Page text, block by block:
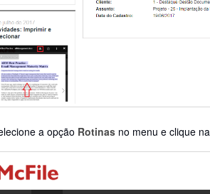
a opção Rotinas no menu e clique na